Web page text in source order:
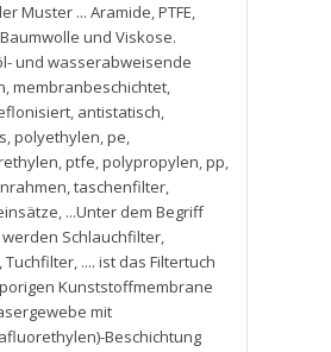
Muster ... Aramide,PTFE,
Baumwolle und Viskose.
und wasserabweisende
,membranbeschichtet,
, antistatisch,
,polyethylen,pe,
,ptfe,polypropylen,pp,
,taschenfilter,
, ...Unter dem Begriff
Schlauchfilter,
,Tuchfilter, .... ist das Filtertuch
Kunststoffmembrane
mit
Beschichtung